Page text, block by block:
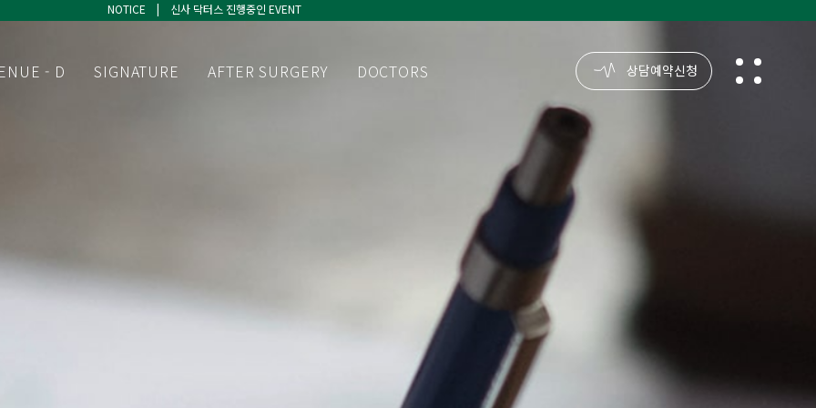
NOTICE | 신사 닥터스 진행중인 EVENT
- D SIGNATURE AFTER SURGERY DOCTORS reservation